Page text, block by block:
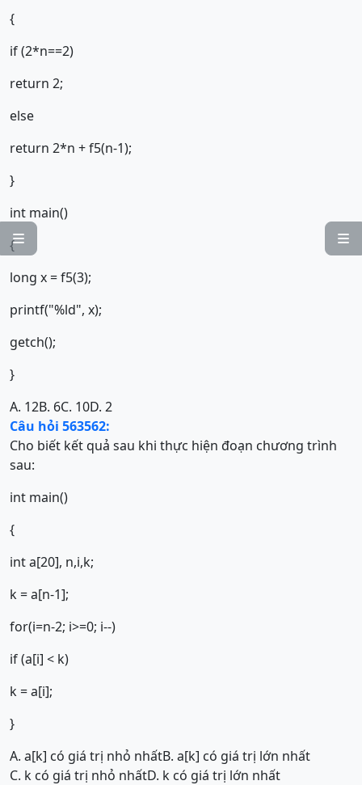


{
if (2*n==2)
return 2;
else
return 2*n + f5(n-1);
}
int main()
{
long x = f5(3);
printf("%ld", x);
getch();
}
A. 12B. 6C. 10D. 2
Câu hỏi 563562:
Cho biết kết quả sau khi thực hiện đoạn chương trình
sau:
int main()
{
int a[20], n,i,k;
k = a[n-1];
for(i=n-2; i>=0; i--)
if (a[i] < k)
k = a[i];
}
A. a[k] có giá trị nhỏ nhấtB. a[k] có giá trị lớn nhất
C. k có giá trị nhỏ nhấtD. k có giá trị lớn nhất